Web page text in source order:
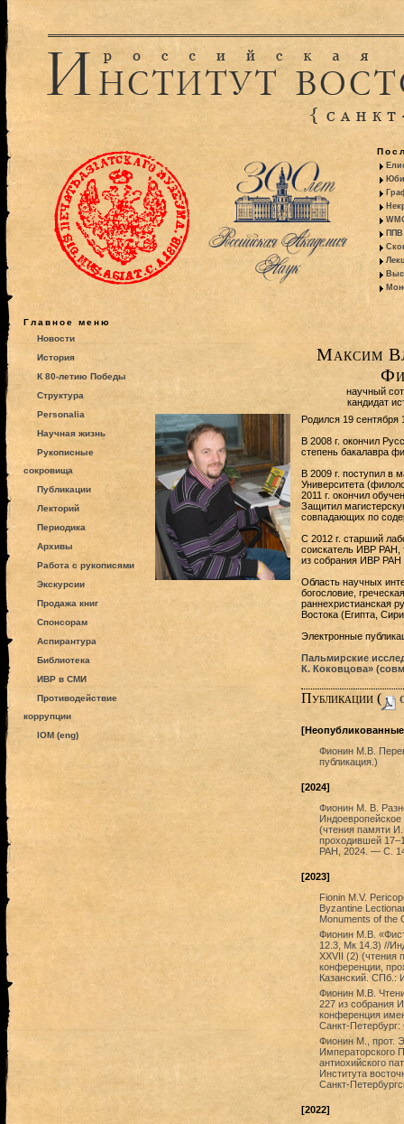
ППВ
Главное меню
Новости
История
К 80-летию Победы
Структура
Personalia
Научная жизнь
Рукописные
сокровища
Публикации
Лекторий
Периодика
Архивы
Работа с рукописями
Экскурсии
Продажа книг
Спонсорам
Аспирантура
Библиотека
ИВР в СМИ
Противодействие
коррупции
IOM (eng)
Максим
научный
кандидат
Родился 19 сентября
В 2008 г. окончил
степень бакалавра
В 2009 г. поступил в
Университета
2011 г. окончил
Защитил
совпадающих по
С 2012 г. старший
соискатель ИВР РАН,
из собрания ИВР РАН
Область научных
богословие,
раннехристианская
Востока (Египта,
Электронные
Пальмирские
К. Коковцова»
Публикации (
Фионин М.В.
публикация.)
[2024]
Фионин М. В.
(чтения памяти
проходившей
РАН, 2024. — C.
[2023]
Fionin M.V.
Byzantine
Monuments of the
Фионин М.В.
12.3, Мк 14.3) //
XXVII (2) (чтения
конференции,
Казанский. СПб.:
Фионин М.В.
227 из собрания
конференция
Санкт-
Фионин М., прот.
Императорского
антиохийского
Института
Санкт-
[2022]